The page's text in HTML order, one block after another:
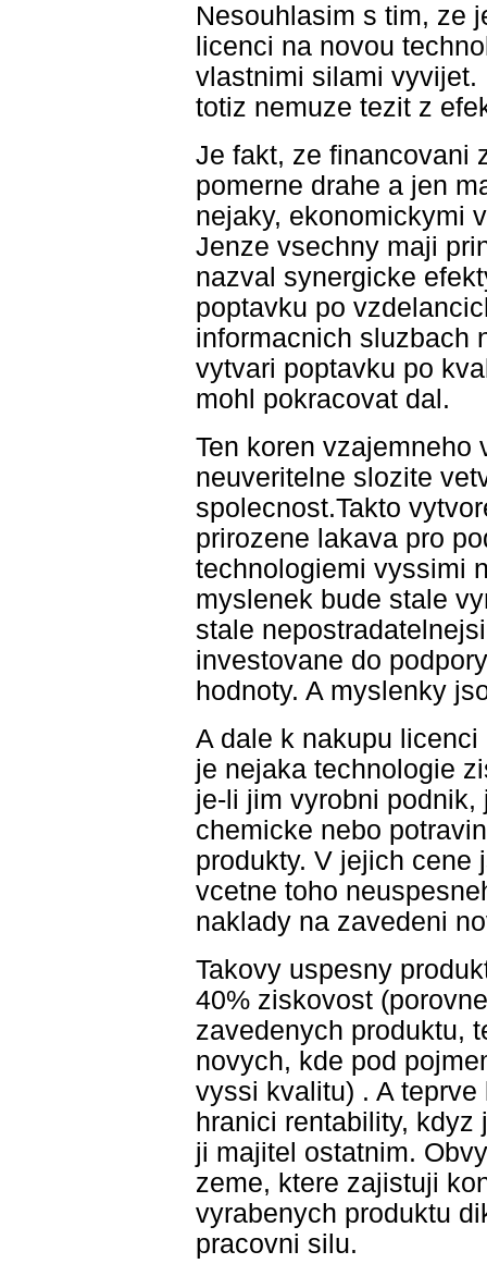
Nesouhlasim s tim, ze
licenci na novou
vlastnimi silami vyvijet.
totiz nemuze tezit z
Je fakt, ze financovani
pomerne drahe a jen
nejaky, ekonomickymi
Jenze vsechny maji
nazval synergicke
poptavku po
informacnich sluzbach
vytvari poptavku po
mohl pokracovat dal.
Ten koren vzajemneho
neuveritelne slozite
spolecnost.Takto
prirozene lakava pro
technologiemi vyssimi
myslenek bude stale
stale
investovane do
hodnoty. A myslenky
A dale k nakupu
je nejaka technologie
je-li jim vyrobni
chemicke nebo
produkty. V jejich cene
vcetne toho
naklady na zavedeni
Takovy uspesny
40% ziskovost
zavedenych produktu,
novych, kde pod
vyssi kvalitu) . A
hranici rentability,
ji majitel ostatnim.
zeme, ktere zajistuji
vyrabenych produktu
pracovni silu.